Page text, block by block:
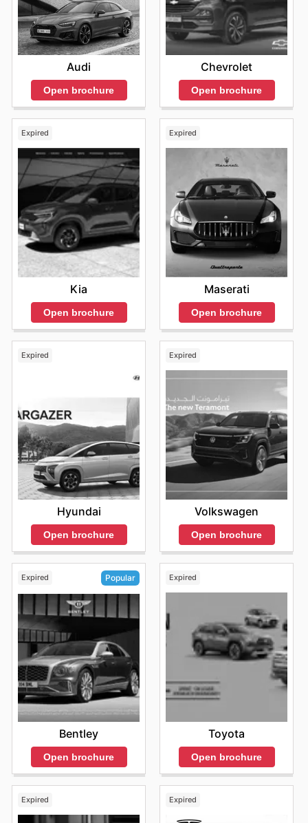
Audi
Open brochure
Chevrolet
Open brochure
Expired
Kia
Open brochure
Expired
Maserati
Open brochure
Expired
Hyundai
Open brochure
Expired
Volkswagen
Open brochure
Expired Popular
Bentley
Open brochure
Expired
Toyota
Open brochure
Expired Expired